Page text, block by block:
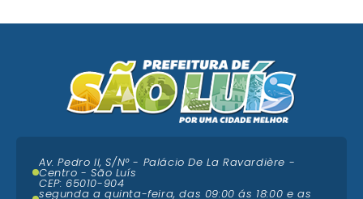
Av. Pedro II, S/N° - Palácio De La Ravardière -
Centro - São Luís
CEP: 65010-904
segunda a quinta-feira, das 09:00 ás 18:00 e as